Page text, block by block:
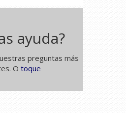
ayuda?
preguntas más
O toque